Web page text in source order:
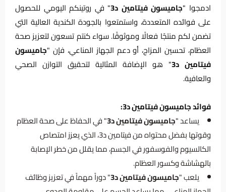
ادمجوا "جاميسون فيتامين د3 " في روتينكم اليومي للحصول
على فوائده المتعددة، واستمتعوا بالجودة الكندية العالية التي
تضمن لكم منتجًا فعالًا وموثوقًا. سواء كنتم تسعون لتعزيز صحة
العظام، تحسين المزاج، أو دعم الجهاز المناعي، فإن "جاميسون
فيتامين د3 " هو الإضافة المثالية لتحقيق التوازن الصحي
والعافية.
فوائد جاميسون فيتامين د3:
يساعد "جاميسون فيتامين د3 " في الحفاظ على صحة العظام
وقوتها بفضل محتواه من فيتامين د3، الذي يعزز امتصاص
الكالسيوم والفوسفور في الجسم، مما يقلل من خطر الإصابة
بالهشاشة وكسور العظام.
يلعب "جاميسون فيتامين د3 " دوراً مهماً في تعزيز وظائف